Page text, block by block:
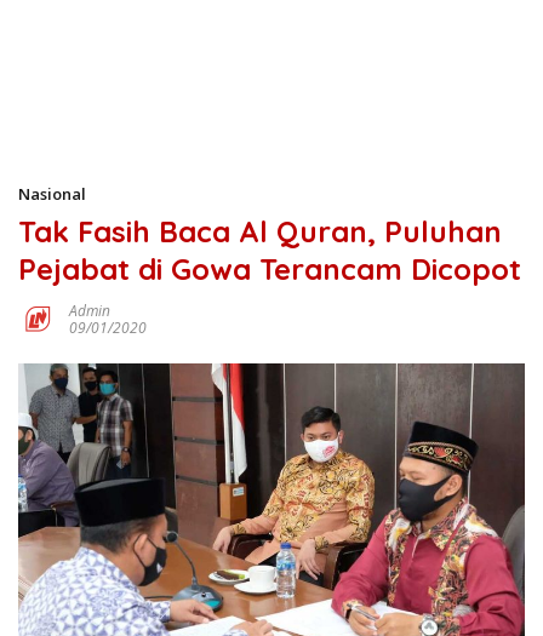
Nasional
Tak Fasih Baca Al Quran, Puluhan
Pejabat di Gowa Terancam Dicopot
Admin
09/01/2020